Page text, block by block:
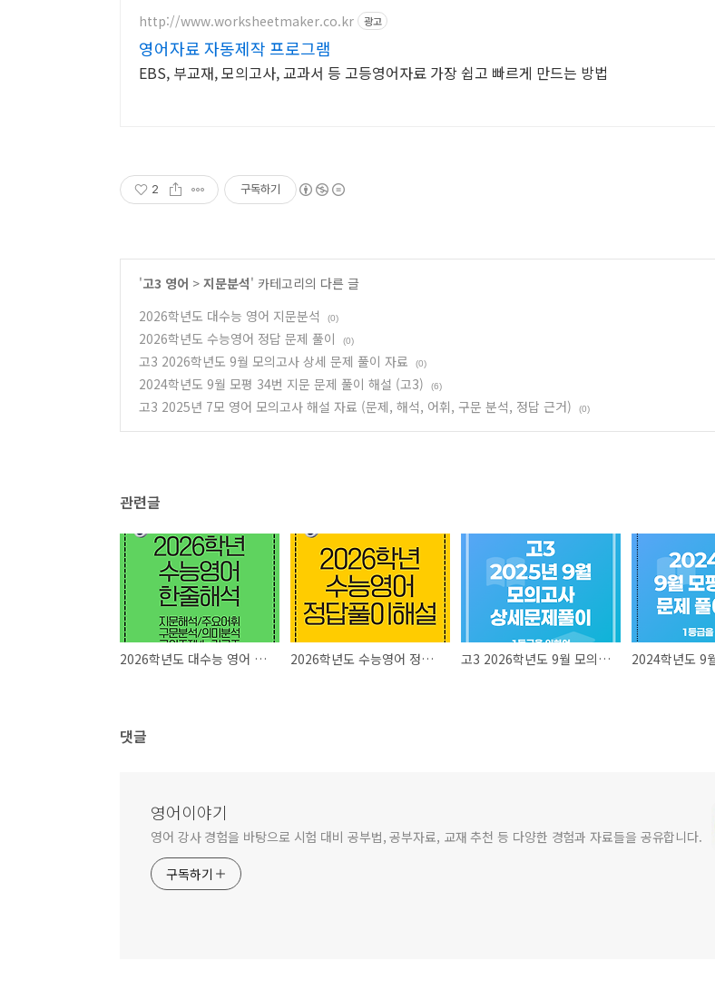
http://www.worksheetmaker.co.kr 광고
영어자료 자동제작 프로그램
EBS, 부교재, 모의고사, 교과서 등 고등영어자료 가장 쉽고 빠르게 만드는 방법
2 구독하기
'고3 영어 > 지문분석' 카테고리의 다른 글
2026학년도 대수능 영어 지문분석
(0)
2026학년도 수능영어 정답 문제 풀이 (0)
고3 2026학년도 9월 모의고사 상세 문제 풀이 자료 (0)
2024학년도 9월 모평 34번 지문 문제 풀이 해설 (고3) (6)
고3 2025년 7모 영어 모의고사 해설 자료 (문제, 해석, 어휘, 구문 분석, 정답 근거) (0)
관련글
2026학년도 대수능 영어 지문분석 2026학년도 수능영어 정답 문제 풀이 고3 2026학년도 9월 모의고사 상세 문제 풀이 자료
댓글
영어이야기
영어 강사 경험을 바탕으로 시험 대비 공부법, 공부자료, 교재 추천 등 다양한 경험과 자료들을 공유합니다.
구독하기